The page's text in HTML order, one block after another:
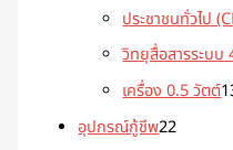
ประชาชนทั่วไป
วิทยุสื่อสารระบบ
เครื่อง 0.5 วัตต์
อุปกรณ์กู้ชีพ22